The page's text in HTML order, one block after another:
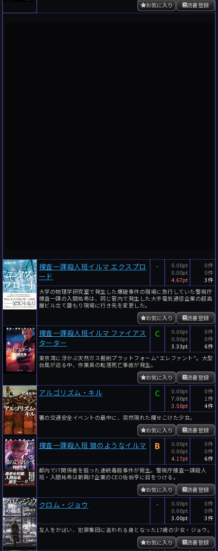
読書登録
お気に入り
捜査一課殺人班イルマ エクスプロ
ード
-
0.00pt
0.00pt
4.67pt
0件
0件
3件
大学の物理学研究室で発生した爆破事件の現場に急行していた警視庁
捜査一課の入間祐希は、同じ管内で発生した大手電気通信企業の超高
層ビル立て籠もり現場に行き先を変更した。
読書登録
お気に入り
捜査一課殺人班イルマ ファイアス
ターター
C
0.00pt
0.00pt
3.33pt
0件
0件
6件
東京湾に浮かぶ天然ガス掘削プラットフォーム“エレファント”。大型
台風が迫る中、作業員の転落死亡事故が発生。
読書登録
お気に入り
アルゴリズム・キル C
0.00pt
7.00pt
3.50pt
0件
1件
4件
署の交通安全イベントの最中に、突然現れた痩せこけた少女。
読書登録
お気に入り
捜査一課殺人班 狼のようなイルマ B
0.00pt
0.00pt
4.17pt
0件
0件
6件
都内でIT関係者を狙った連続毒殺事件が発生。警視庁捜査一課殺人
班・入間祐希は新興IT企業のCEO佐伯亨に目をつける。
読書登録
お気に入り
クロム・ジョウ -
0.00pt
0.00pt
3.00pt
0件
0件
3件
友人をかばい、犯罪集団に追われる身となった17歳の少女・ジョウ。
読書登録
お気に入り